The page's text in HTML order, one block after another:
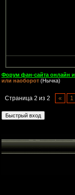
Форум фан-сайта онлайн
или наоборот (Нычка)
Страница 2 из 2 « 1